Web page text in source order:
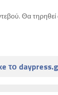
Θα τηρηθεί
το